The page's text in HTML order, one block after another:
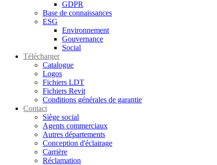
GDPR
Base de connaissances
ESG
Environnement
Gouvernance
Social
Télécharger
Catalogue
Logos
Fichiers LDT
Fichiers Revit
Conditions générales de garantie
Contact
Siège social
Agents commerciaux
Autres départements
Conception d'éclairage
Carrière
Réclamation